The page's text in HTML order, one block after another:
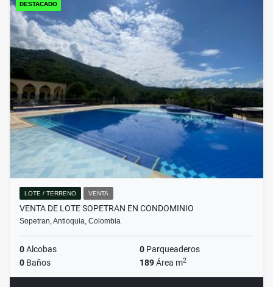
DESTACADO
LOTE / TERRENO VENTA
VENTA DE LOTE SOPETRAN EN CONDOMINIO
Sopetran, Antioquia, Colombia
0Alcobas 0 Parqueaderos
0 Baños 189Área m2